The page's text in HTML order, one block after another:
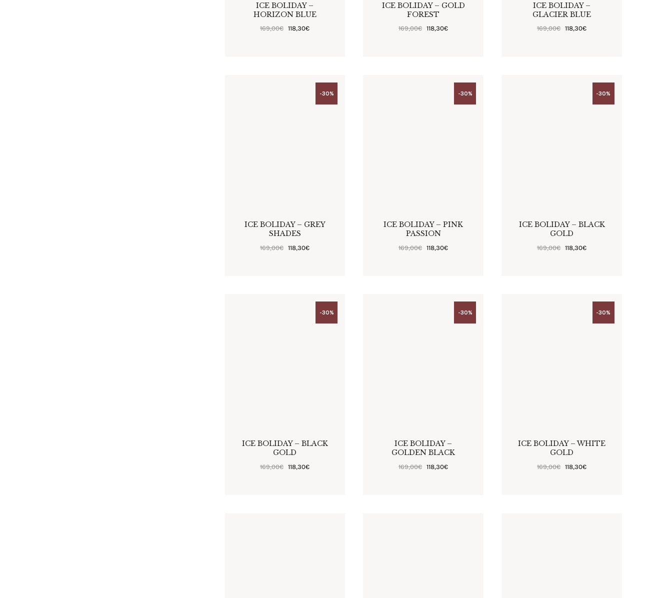
ICE BOLIDAY –
HORIZON BLUE
169,00€ 118,30€
ICE BOLIDAY – GOLD
FOREST
169,00€ 118,30€
ICE BOLIDAY –
GLACIER BLUE
169,00€ 118,30€
-30%
ICE BOLIDAY – GREY
SHADES
169,00€ 118,30€
-30%
ICE BOLIDAY – PINK
PASSION
169,00€ 118,30€
-30%
ICE BOLIDAY – BLACK
GOLD
169,00€ 118,30€
-30%
ICE BOLIDAY – BLACK
GOLD
169,00€ 118,30€
-30%
ICE BOLIDAY –
GOLDEN BLACK
169,00€ 118,30€
-30%
ICE BOLIDAY – WHITE
GOLD
169,00€ 118,30€